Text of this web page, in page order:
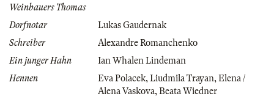
Weinbauers Thomas
Dorfnotar
Lukas Gaudernak
Schreiber
Alexandre Romanchenko
Ein junger Hahn
Ian Whalen Lindeman
Hennen
Eva Polacek, Liudmila Trayan, Elena /
Alena Vaskova, Beata Wiedner